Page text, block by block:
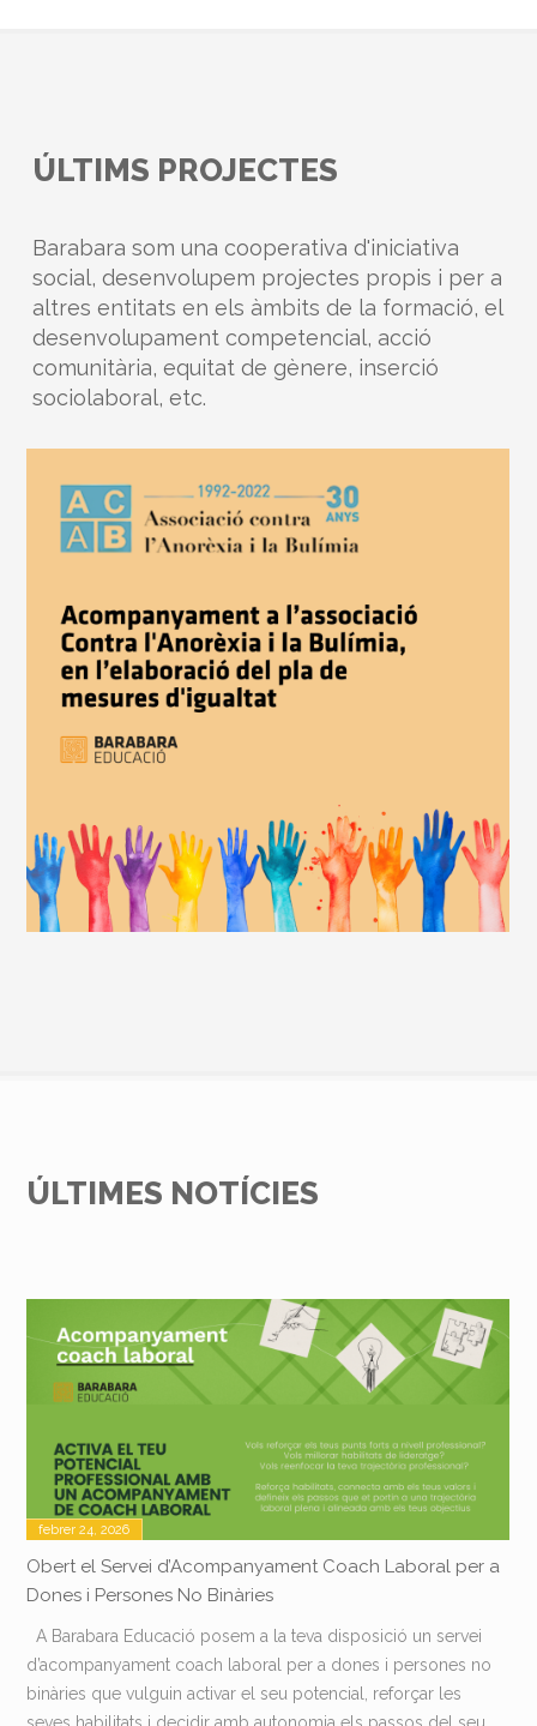
ÚLTIMS PROJECTES
Barabara som una cooperativa d'iniciativa
social, desenvolupem projectes propis i per a
altres entitats en els àmbits de la formació, el
desenvolupament competencial, acció
comunitària, equitat de gènere, inserció
sociolaboral, etc.
ÚLTIMES NOTÍCIES
febrer 24, 2026
Obert el Servei d’Acompanyament Coach Laboral per a
Dones i Persones No Binàries
A Barabara Educació posem a la teva disposició un servei
d’acompanyament coach laboral per a dones i persones no
binàries que vulguin activar el seu potencial, reforçar les